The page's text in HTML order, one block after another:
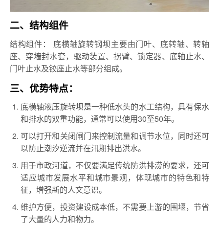
二、结构组件
结构组件： 底横轴旋转钢坝主要由门叶、底转轴、转轴
座、穿墙封水套，驱动装置、拐臂、锁定器、底轴止水、
门叶止水及铰座止水等部分组成。
三、优势特点：
底横轴液压旋转坝是一种低水头的水工结构，具有保水
和排水的双重功能，通常可以使用30至50年。
可以打开和关闭闸门来控制流量和调节水位，同时还可
以防止潮汐逆流并在汛期排出洪水。
用于市政河道，不仅要满足传统防洪排涝的要求，还可
适应城市发展水平和城市景观，体现城市的特色和特
征，增强新的人文意识。
维护方便，投资建设成本低，不需要上游的围堰，节省
了大量的人力和物力。